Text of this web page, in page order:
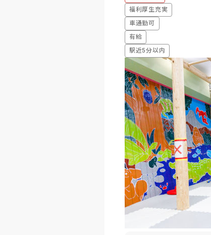
福利厚生充実
車通勤可
有給
駅近5分以内